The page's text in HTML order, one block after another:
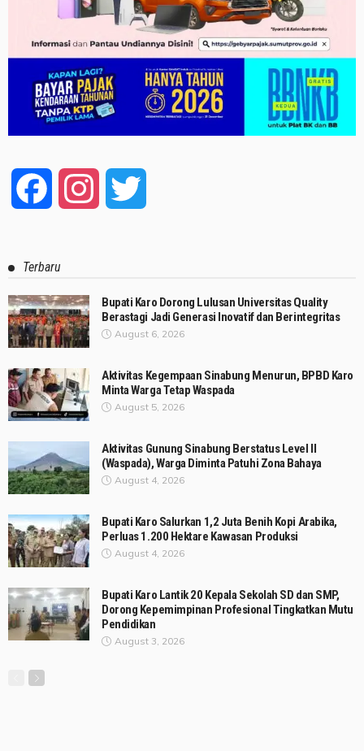
Facebook Instagram
Terbaru
Bupati Karo Dorong Lulusan Universitas Quality
Berastagi Jadi Generasi Inovatif dan Berintegritas
August 6, 2026
Aktivitas Kegempaan Sinabung Menurun, BPBD Karo
Minta Warga Tetap Waspada
August 5, 2026
Aktivitas Gunung Sinabung Berstatus Level II
(Waspada), Warga Diminta Patuhi Zona Bahaya
August 4, 2026
Bupati Karo Salurkan 1,2 Juta Benih Kopi Arabika,
Perluas 1.200 Hektare Kawasan Produksi
August 4, 2026
Bupati Karo Lantik 20 Kepala Sekolah SD dan SMP,
Dorong Kepemimpinan Profesional Tingkatkan Mutu
Pendidikan
August 3, 2026